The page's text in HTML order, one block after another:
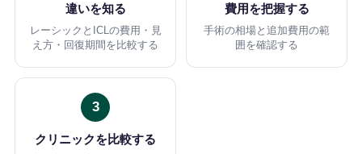
違いを知る
レーシックとICLの費用・見
え方・回復期間を比較する
費用を把握する
手術の相場と追加費用の範
囲を確認する
3
クリニックを比較する